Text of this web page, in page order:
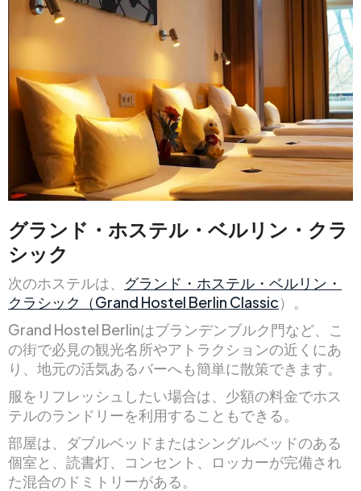
グランド・ホステル・ベルリン・クラ
シック
次のホステルは、 グランド・ホステル・ベルリン・
クラシック（Grand Hostel Berlin Classic）。
Grand Hostel Berlinはブランデンブルク門など、こ
の街で必見の観光名所やアトラクションの近くにあ
り、地元の活気あるバーへも簡単に散策できます。
服をリフレッシュしたい場合は、少額の料金でホス
テルのランドリーを利用することもできる。
部屋は、ダブルベッドまたはシングルベッドのある
個室と、読書灯、コンセント、ロッカーが完備され
た混合のドミトリーがある。